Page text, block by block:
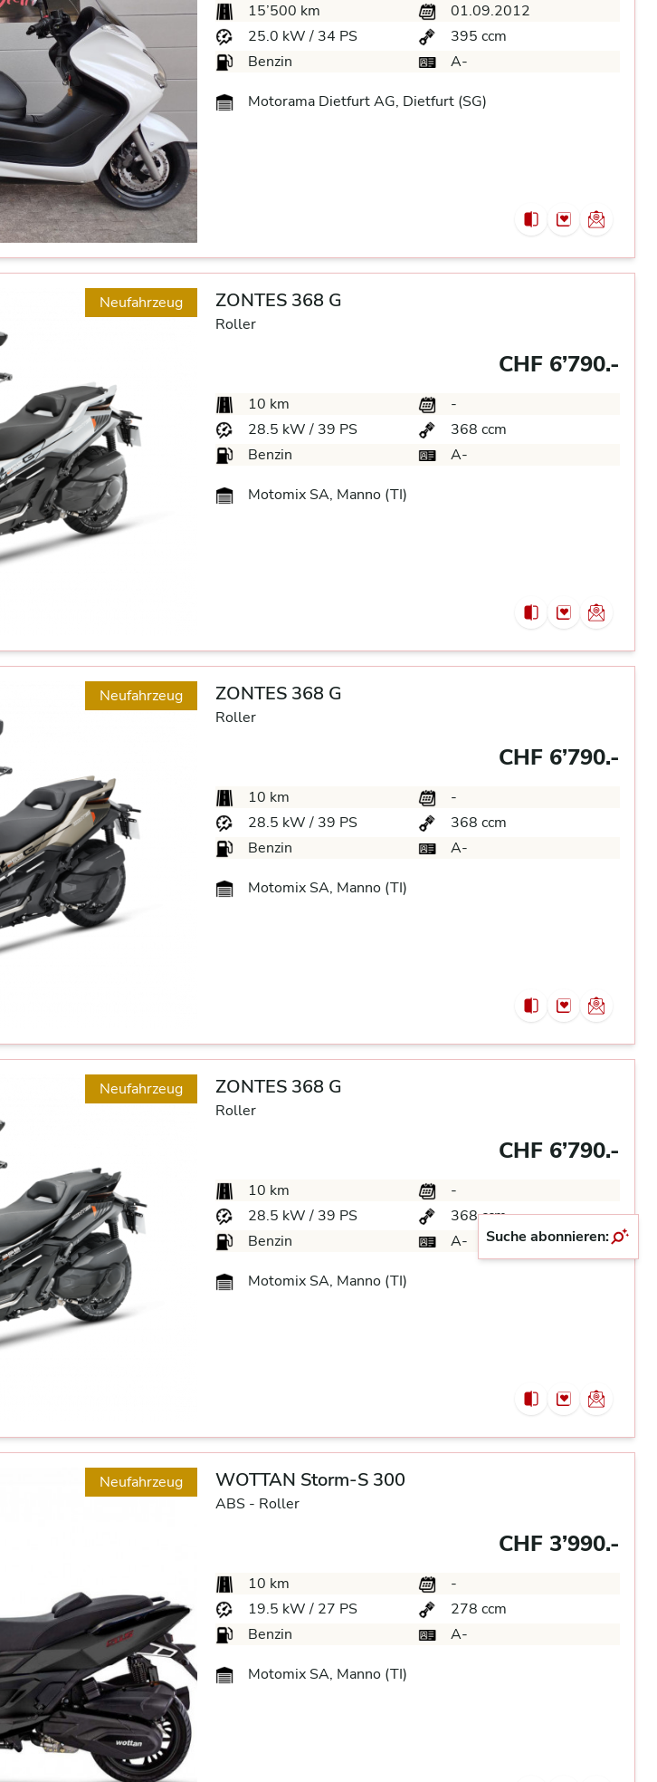
15’500 km
01.09.2012
25.0 kW / 34 PS
395 ccm
Benzin
A-
Motorama Dietfurt AG, Dietfurt (SG)
Neufahrzeug ZONTES 368 G
Roller
CHF 6’790.-
10 km
-
28.5 kW / 39 PS
368 ccm
Benzin
A-
Motomix SA, Manno (TI)
Neufahrzeug ZONTES 368 G
Roller
CHF 6’790.-
10 km
-
28.5 kW / 39 PS
368 ccm
Benzin
A-
Motomix SA, Manno (TI)
Neufahrzeug ZONTES 368 G
Roller
CHF 6’790.-
10 km
-
28.5 kW / 39 PS
368 ccm
Benzin
A-
Motomix SA, Manno (TI)
Neufahrzeug WOTTAN Storm-S 300
ABS - Roller
CHF 3’990.-
10 km
-
19.5 kW / 27 PS
278 ccm
Benzin
A-
Motomix SA, Manno (TI)
Suche abonnieren: